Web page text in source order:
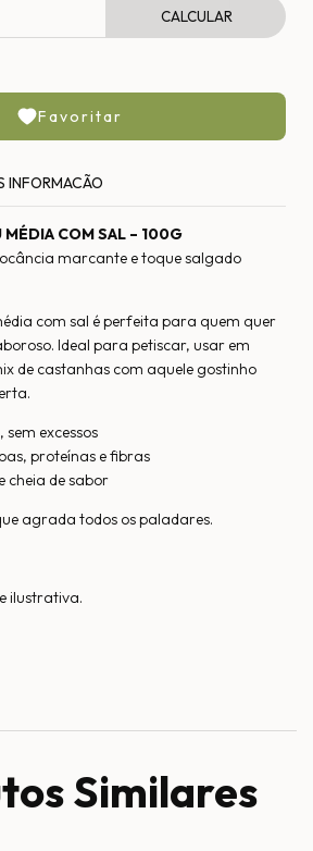
CALCULAR
Favoritar
INFORMACÃO
MÉDIA COM SAL – 100G
marcante e toque salgado
com sal é perfeita para quem quer
Ideal para petiscar, usar em
de castanhas com aquele gostinho
excessos
proteínas e fibras
cheia de sabor
agrada todos os paladares.
ilustrativa.
Similares